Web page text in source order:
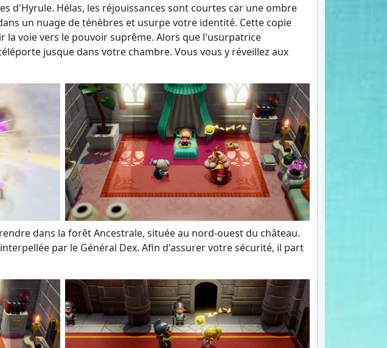
d'Hyrule. Hélas, les réjouissances sont courtes car une ombre
un nuage de ténèbres et usurpe votre identité. Cette copie
voie vers le pouvoir suprême. Alors que l'usurpatrice
jusque dans votre chambre. Vous vous y réveillez aux
dans la forêt Ancestrale, située au nord-ouest du château.
par le Général Dex. Afin d'assurer votre sécurité, il part